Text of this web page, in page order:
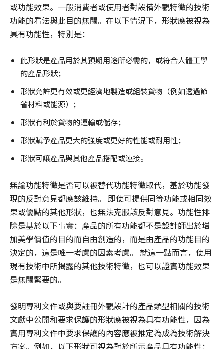
或功能效果。一般消費者或使用者對設備外觀特徵的技術
功能的看法與此目的無關。在以下情況下，形狀應被視為
具有功能性，特別是：
此形狀是產品用於其預期用途所必需的，或符合人體工學
的產品形狀；
形狀允許更有效或更經濟地製造或組裝貨物（例如透過節
省材料或能源）；
形狀有利於貨物的運輸或儲存；
形狀賦予產品更大的強度或更好的性能或耐用性；
形狀可讓產品與其他產品搭配或連接。
無論功能特徵是否可以被替代功能特徵取代，基於功能發
現的反對意見都應該維持。 即使可提供同等功能或相同效
果或優點的其他形狀，也無法克服該反對意見。功能性排
除是基於以下事實：產品的所有功能都不是設計師出於增
加美學價值的目的而自由創造的，而是由產品的功能目的
決定的，這是唯一考慮的因素考慮。 就這一點而言，使用
現有技術中所揭露的其他技術特徵，也可以證實功能效果
是無關緊要的。
發明專利文件或與要註冊外觀設計的產品類型相關的技術
文獻中公開和要求保護的形狀應被視為具有功能性，因為
實用專利文件中要求保護的內容應被推定為成為技術解決